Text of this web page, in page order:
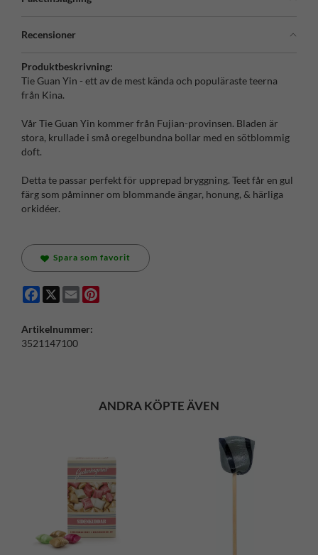
Recensioner
Produktbeskrivning:
Tie Guan Yin - ett av de mest kända och populäraste teerna
från Kina.
Vår Tie Guan Yin kommer från Fujian-provinsen. Bladen är
stora, krullade i små oregelbundna bollar med en sötblommig
doft.
Detta te passar perfekt för upprepad bryggning. Teet får en gul
färg som påminner om blommande ängar, honung, & härliga
orkidéer.
Spara som favorit
Facebook
X Email
Artikelnummer:
3521147100
ANDRA KÖPTE ÄVEN